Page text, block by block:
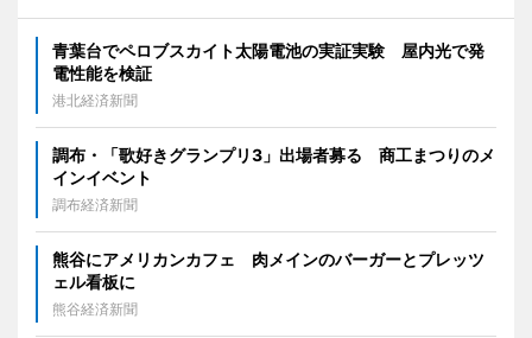
青葉台でペロブスカイト太陽電池の実証実験 屋内光で発
電性能を検証
港北経済新聞
調布・「歌好きグランプリ3」出場者募る 商工まつりのメ
インイベント
調布経済新聞
熊谷にアメリカンカフェ 肉メインのバーガーとプレッツ
ェル看板に
熊谷経済新聞